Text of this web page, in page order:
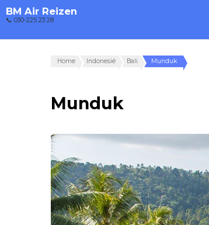
BM Air Reizen
📞 030-225 23 28
Home Indonesië Bali Munduk
Munduk